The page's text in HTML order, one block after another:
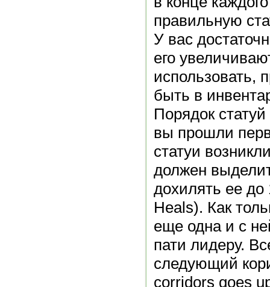
правильную
У вас
его
использовать,
быть в
Порядок
вы прошли
статуи
должен
дохилять ее до
Heals). Как
еще одна и с
пати лидеру.
следующий
corridors goes